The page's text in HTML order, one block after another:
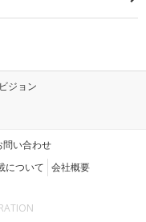
ジョン
問い合わせ
について 会社概要